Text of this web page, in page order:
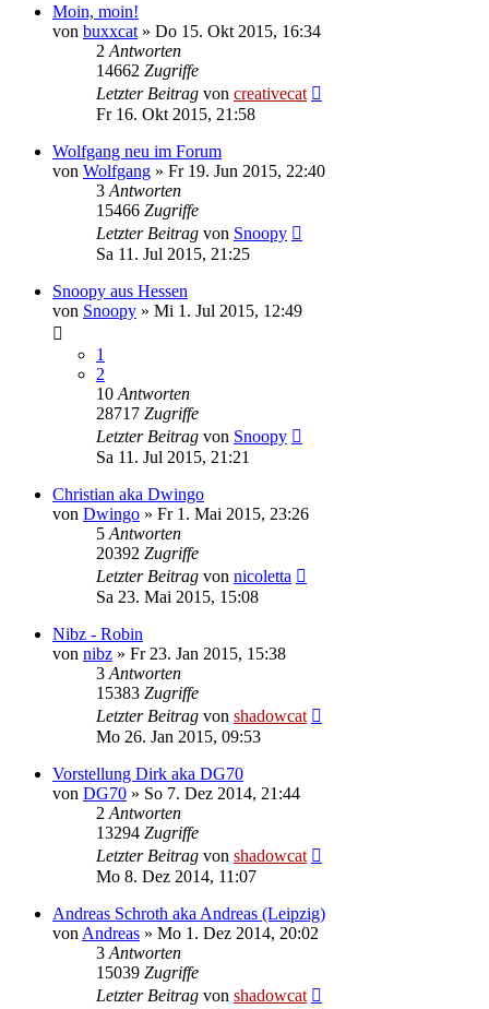
Moin, moin!
von buxxcat » Do 15. Okt 2015, 16:34
2 Antworten
14662 Zugriffe
Letzter Beitrag von creativecat
Fr 16. Okt 2015, 21:58
Wolfgang neu im Forum
von Wolfgang » Fr 19. Jun 2015, 22:40
3 Antworten
15466 Zugriffe
Letzter Beitrag von Snoopy
Sa 11. Jul 2015, 21:25
Snoopy aus Hessen
von Snoopy » Mi 1. Jul 2015, 12:49
1
2
10 Antworten
28717 Zugriffe
Letzter Beitrag von Snoopy
Sa 11. Jul 2015, 21:21
Christian aka Dwingo
von Dwingo » Fr 1. Mai 2015, 23:26
5 Antworten
20392 Zugriffe
Letzter Beitrag von nicoletta
Sa 23. Mai 2015, 15:08
Nibz - Robin
von nibz » Fr 23. Jan 2015, 15:38
3 Antworten
15383 Zugriffe
Letzter Beitrag von shadowcat
Mo 26. Jan 2015, 09:53
Vorstellung Dirk aka DG70
von DG70 » So 7. Dez 2014, 21:44
2 Antworten
13294 Zugriffe
Letzter Beitrag von shadowcat
Mo 8. Dez 2014, 11:07
Andreas Schroth aka Andreas (Leipzig)
von Andreas » Mo 1. Dez 2014, 20:02
3 Antworten
15039 Zugriffe
Letzter Beitrag von shadowcat